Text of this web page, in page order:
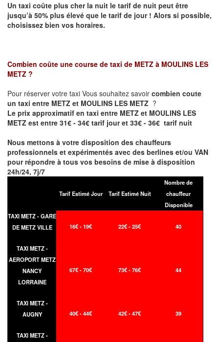
Un taxi coûte plus cher la nuit le tarif de nuit peut être
jusqu’à 50% plus élevé que le tarif de jour ! Alors si possible,
choisissez bien vos horaires.
Combien coûte une course de taxi de METZ à MOULINS LES
METZ ?
Pour réserver votre taxi Vous souhaitez savoir combien coute
un taxi entre METZ et MOULINS LES METZ ?
Le prix approximatif en taxi entre METZ et MOULINS LES
METZ est entre 31€ - 34€ tarif jour et 33€ - 36€ tarif nuit
Nous mettons à votre disposition des chauffeurs
professionnels et expérimentés avec des berlines et/ou VAN
pour répondre à tous vos besoins de mise à disposition
24h/24, 7j/7
Tarif Estimé Jour Tarif Estimé Nuit
Nombre de
chauffeur
Disponible
TAXI METZ - GARE
DE METZ VILLE
16€ - 19€ 22€ - 25€ 40
TAXI METZ -
AEROPORT METZ
NANCY
LORRAINE
67€ - 70€ 73€ - 76€ 44
TAXI METZ -
AUGNY
40€ - 44€ 42€ - 47€ 39
TAXI METZ -